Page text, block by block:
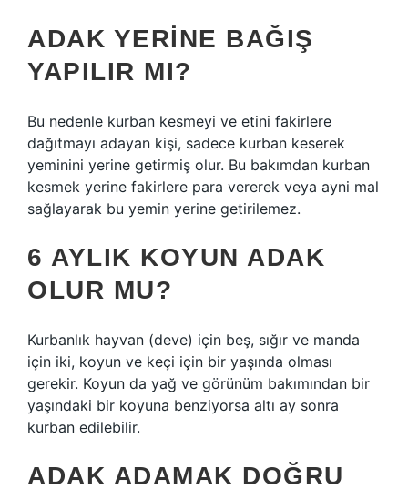
ADAK YERINE BAĞIŞ
YAPILIR MI?
Bu nedenle kurban kesmeyi ve etini fakirlere
dağıtmayı adayan kişi, sadece kurban keserek
yeminini yerine getirmiş olur. Bu bakımdan kurban
kesmek yerine fakirlere para vererek veya ayni mal
sağlayarak bu yemin yerine getirilemez.
6 AYLIK KOYUN ADAK
OLUR MU?
Kurbanlık hayvan (deve) için beş, sığır ve manda
için iki, koyun ve keçi için bir yaşında olması
gerekir. Koyun da yağ ve görünüm bakımından bir
yaşındaki bir koyuna benziyorsa altı ay sonra
kurban edilebilir.
ADAK ADAMAK DOĞRU